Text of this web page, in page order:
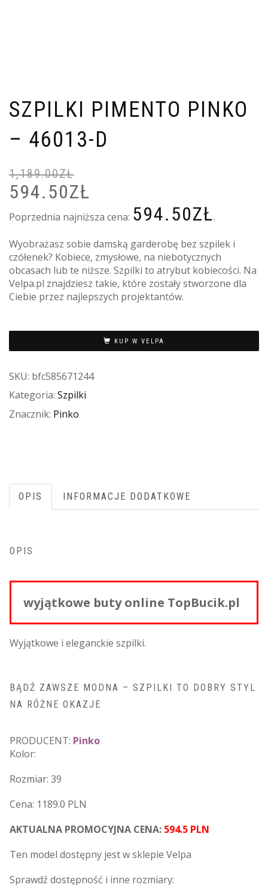
SZPILKI PIMENTO PINKO
– 46013-D
1,189.00ZŁ
PIERWOTNA
CENA
1,189.00ZŁ.
594.50ZŁ
Poprzednia najniższa cena: 594.50ZŁ.
Wyobrażasz sobie damską garderobę bez szpilek i
czółenek? Kobiece, zmysłowe, na niebotycznych
obcasach lub te niższe. Szpilki to atrybut kobiecości. Na
Velpa.pl znajdziesz takie, które zostały stworzone dla
Ciebie przez najlepszych projektantów.
KUP W VELPA
SKU: bfc585671244
Kategoria: Szpilki
Znacznik: Pinko
OPIS INFORMACJE DODATKOWE
OPIS
wyjątkowe buty online TopBucik.pl
Wyjątkowe i eleganckie szpilki.
BĄDŹ ZAWSZE MODNA – SZPILKI TO DOBRY STYL
NA RÓŻNE OKAZJE
PRODUCENT: Pinko
Kolor:
Rozmiar: 39
Cena: 1189.0 PLN
AKTUALNA PROMOCYJNA CENA: 594.5 PLN
Ten model dostępny jest w sklepie Velpa
Sprawdź dostępność i inne rozmiary: